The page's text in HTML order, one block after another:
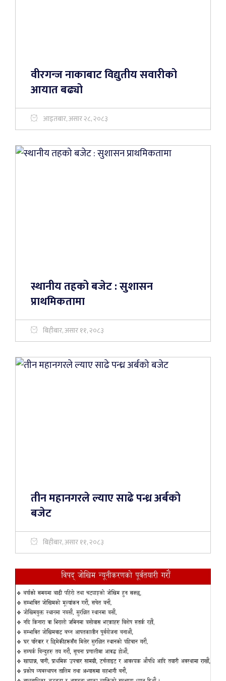
वीरगन्ज नाकाबाट विद्युतीय सवारीको
आयात बढ्यो
आइतबार, असार २८, २०८३
स्थानीय तहको बजेट : सुशासन
प्राथमिकतामा
बिहीबार, असार ११, २०८३
तीन महानगरले ल्याए साढे पन्ध्र अर्बको
बजेट
बिहीबार, असार ११, २०८३